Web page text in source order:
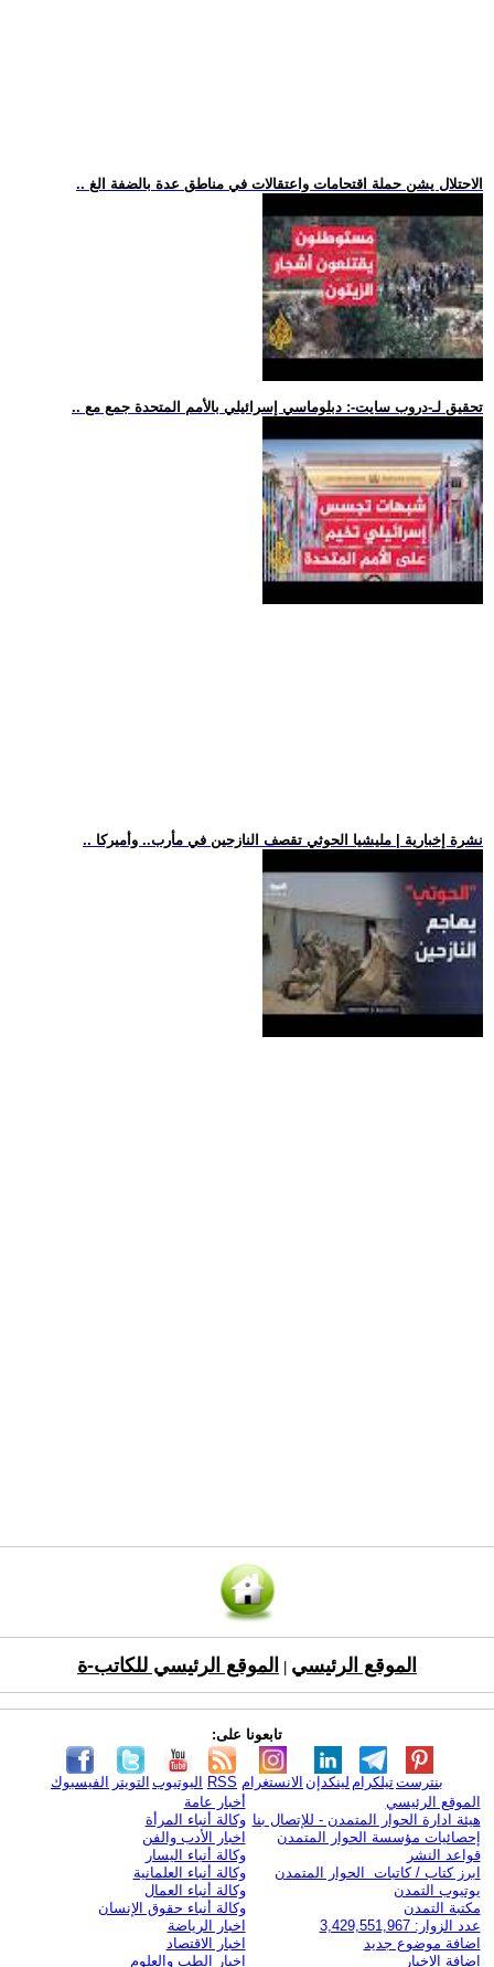
.. الاحتلال يشن حملة اقتحامات واعتقالات في مناطق عدة بالضفة الغ
.. تحقيق لـ-دروب سايت-: دبلوماسي إسرائيلي بالأمم المتحدة جمع مع
.. نشرة إخبارية | مليشيا الحوثي تقصف النازحين في مأرب.. وأميركا
الموقع الرئيسي الموقع الرئيسي للكاتب-ة
تابعونا على:
الفيسبوك التويتر اليوتيوب RSS الانستغرام لينكدإن تيلكرامبنترست
الموقع الرئيسي
هيئة ادارة الحوار المتمدن - للإتصال بنا
إحصائيات مؤسسة الحوار المتمدن
قواعد النشر
ابرز كتاب / كاتبات الحوار المتمدن
يوتيوب التمدن
مكتبة التمدن
عدد الزوار: 3,429,551,967
اضافة موضوع جديد
اضافة الاخبار
أخبار عامة
وكالة أنباء المرأة
اخبار الأدب والفن
وكالة أنباء اليسار
وكالة أنباء العلمانية
وكالة أنباء العمال
وكالة أنباء حقوق الإنسان
اخبار الرياضة
اخبار الاقتصاد
اخبار الطب والعلوم